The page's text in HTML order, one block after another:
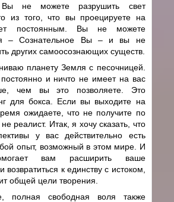
Вы не можете разрушить свет
из того, что вы проецируете на
постоянным. Вы не можете
– Сознательное Вы – и вы не
других самоосознающих существ.
планету Земля с песочницей.
и ничто не имеет на вас
чем вы это позволяете. Это
для бокса. Если вы выходите на
ожидаете, что не получите по
реалист. Итак, я хочу сказать, что
у вас действительно есть
опыт, возможный в этом мире. И
вам расширить ваше
возвратиться к единству с истоком,
общей цели творения.
полная свободная воля также